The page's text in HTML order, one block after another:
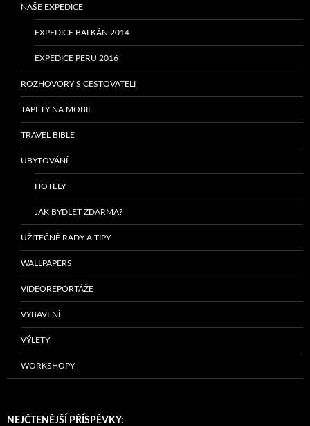
NAŠE EXPEDICE
EXPEDICE BALKÁN 2014
EXPEDICE PERU 2016
ROZHOVORY S CESTOVATELI
TAPETY NA MOBIL
TRAVEL BIBLE
UBYTOVÁNÍ
HOTELY
JAK BYDLET ZDARMA?
UŽITEČNÉ RADY A TIPY
WALLPAPERS
VIDEOREPORTÁŽE
VYBAVENÍ
VÝLETY
WORKSHOPY
NEJČTENĚJŠÍ PŘÍSPĚVKY: